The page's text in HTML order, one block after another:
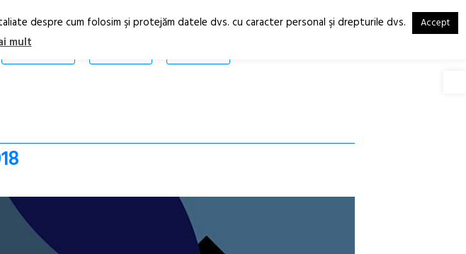
RO
EN
despre cum folosim şi protejăm datele dvs. cu caracter personal şi drepturile dvs. Accept
mult